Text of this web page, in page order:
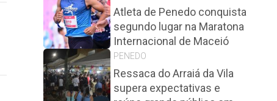
Atleta de Penedo conquista
segundo lugar na Maratona
Internacional de Maceió
PENEDO
Ressaca do Arraiá da Vila
supera expectativas e